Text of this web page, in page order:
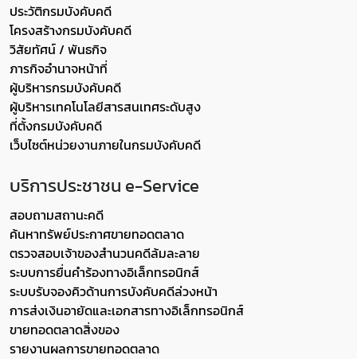
ประวัติกรมบังคับคดี
โครงสร้างกรมบังคับคดี
วิสัยทัศน์ / พันธกิจ
ภารกิจอำนาจหน้าที่
ผู้บริหารกรมบังคับคดี
ผู้บริหารเทคโนโลยีสารสนเทศระดับสูง
ที่ตั้งกรมบังคับคดี
เว็บไซต์หน่วยงานภายในกรมบังคับคดี
บริการประชาชน e-Service
สอบถามสถานะคดี
ค้นหาทรัพย์ประกาศขายทอดตลาด
ตรวจสอบเจ้าของสำนวนคดีล้มละลาย
ระบบการยื่นคำร้องทางอิเล็กทรอนิกส์
ระบบรับจองคิวด้านการบังคับคดีล่วงหน้า
การส่งเงินอายัดและเอกสารทางอิเล็กทรอนิกส์
ขายทอดตลาดสิ่งของ
รายงานผลการขายทอดตลาด